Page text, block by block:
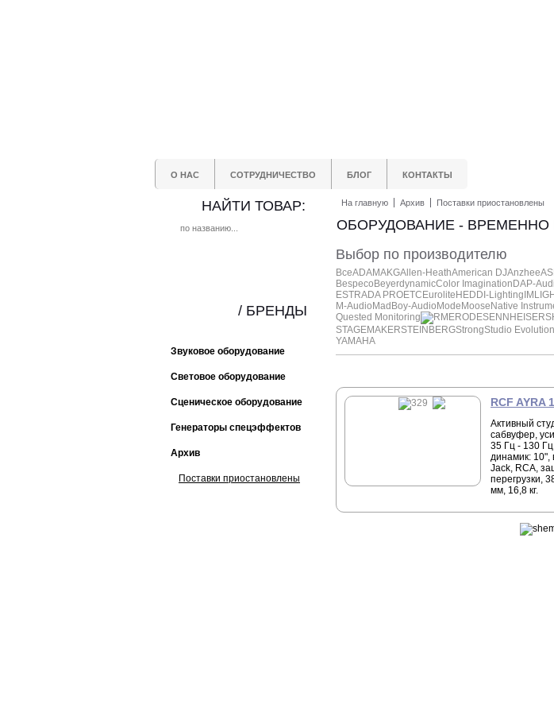
О НАС СОТРУДНИЧЕСТВО БЛОГ КОНТАКТЫ
НАЙТИ ТОВАР:
Звуковое оборудование
Световое оборудование
Сценическое оборудование
Генераторы спецэффектов
Архив
Поставки приостановлены
/ БРЕНДЫ
На главную Архив Поставки приостановлены
ОБОРУДОВАНИЕ - ВРЕМЕННО
Выбор по производителю
ВсеADAMAKGAllen-HeathAmerican DJAnzhee
Bespeco BeyerdynamicColor Imagination DAP-
ESTRADA PROETC Eurolite HEDD I-Lighting
M-Audio MadBoy-Audio Mode Moose Native
Quested Monitoring
RMERODESENNHEISER
STAGEMAKERSTEINBERGStrongStudio Evolution
YAMAHA
RCF AYRA
Активный
сабвуфер,
35 Гц - 130
динамик: 10",
Jack, RCA,
перегрузки,
мм, 16,8 кг.